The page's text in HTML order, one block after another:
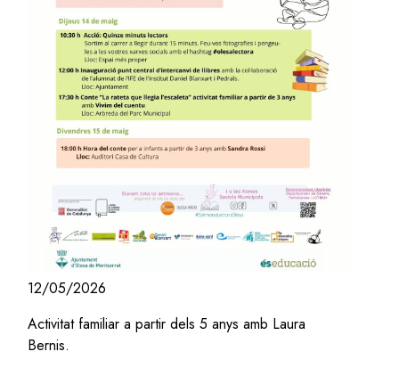
12/05/2026
Activitat familiar a partir dels 5 anys amb Laura
Bernis.